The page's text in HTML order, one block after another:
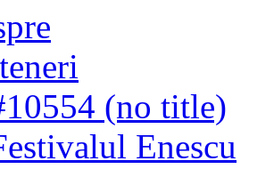
(no title)
Enescu